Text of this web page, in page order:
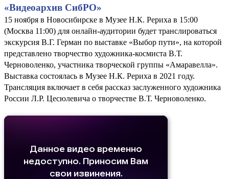
«Видеоархив СибРО»
15 ноября в Новосибирске в Музее Н.К. Рериха в 15:00
(Москва 11:00) для онлайн-аудитории будет транслироваться
экскурсия В.Г. Герман по выставке «Выбор пути», на которой
представлено творчество художника-космиста В.Т.
Черноволенко, участника творческой группы «Амаравелла».
Выставка состоялась в Музее Н.К. Рериха в 2021 году.
Трансляция включает в себя рассказ заслуженного художника
России Л.Р. Цесюлевича о творчестве В.Т. Черноволенко.